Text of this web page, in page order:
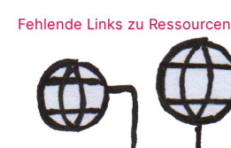
Fehlende Links zu Ressourcen